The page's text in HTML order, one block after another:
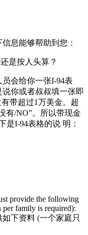
息能够帮助到您：
是按人头算？
会给你一张I-94表
你或者叔叔填一张即
带超过1万美金。超
有/NO”。所以带现金
是I-94表格的说 明：
provide the following
family is required):
下资料 (一个家庭只